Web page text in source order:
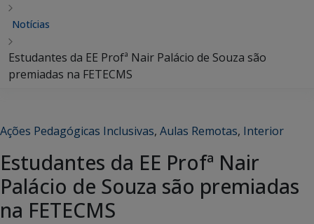
Notícias
Estudantes da EE Profª Nair Palácio de Souza são
premiadas na FETECMS
Ações Pedagógicas Inclusivas, Aulas Remotas, Interior
Estudantes da EE Profª Nair
Palácio de Souza são premiadas
na FETECMS